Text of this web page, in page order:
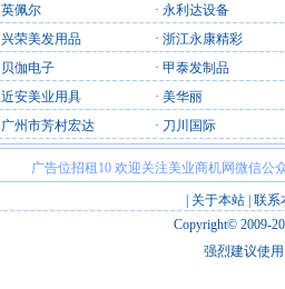
英佩尔 · 永利达设备
兴荣美发用品 · 浙江永康精彩
贝伽电子 · 甲泰发制品
近安美业用具 · 美华丽
广州市芳村宏达 · 刀川国际
广告位招租10 欢迎关注美业商机网微信公
关于本站 联系
Copyright© 2009-
强烈建议使